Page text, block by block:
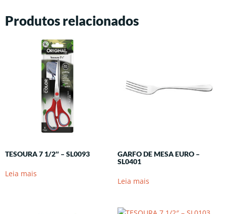
Produtos relacionados
TESOURA 7 1/2″ – SL0093
Leia mais
GARFO DE MESA EURO –
SL0401
Leia mais